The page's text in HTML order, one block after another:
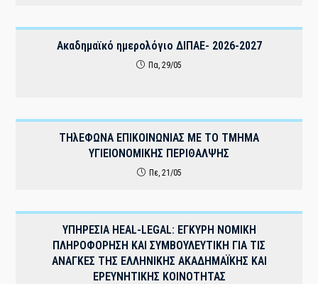
Ακαδημαϊκό ημερολόγιο ΔΙΠΑΕ- 2026-2027
Πα, 29/05
THλΕΦΩΝΑ ΕΠΙΚΟΙΝΩΝΙΑΣ ΜΕ ΤΟ ΤΜΗΜΑ
ΥΓΙΕΙΟΝΟΜΙΚΗΣ ΠΕΡΙΘΑΛΨΗΣ
Πε, 21/05
ΥΠΗΡΕΣΙΑ HEAL-LEGAL: ΕΓΚΥΡΗ ΝΟΜΙΚΗ
ΠΛΗΡΟΦΟΡΗΣΗ ΚΑΙ ΣΥΜΒΟΥΛΕΥΤΙΚΗ ΓΙΑ ΤΙΣ
ΑΝΑΓΚΕΣ ΤΗΣ ΕΛΛΗΝΙΚΗΣ ΑΚΑΔΗΜΑΪΚΗΣ ΚΑΙ
ΕΡΕΥΝΗΤΙΚΗΣ ΚΟΙΝΟΤΗΤΑΣ